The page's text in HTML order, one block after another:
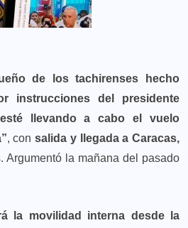
de los tachirenses hecho
instrucciones del presidente
llevando a cabo el vuelo
, con salida y llegada a Caracas,
Argumentó la mañana del pasado
la movilidad interna desde la